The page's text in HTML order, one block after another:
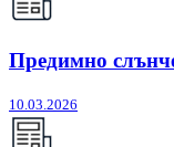
Предимно
10.03.2026